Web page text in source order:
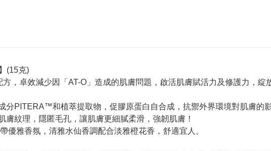
(15克)
，卓效減少因「AT-O」造成的肌膚問題，啟活肌膚賦活力及修護力，綻
分PITERA™和植萃提取物，促膠原蛋白自合成，抗禦外界環境對肌膚的
膚紋理，隱匿毛孔，讓肌膚更細膩柔滑，強韌肌膚！
優雅香氛，清雅水仙香調配合淡雅橙花香，舒適宜人。